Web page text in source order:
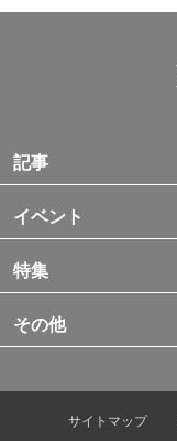
記事
イベント
特集
その他
サイトマップ